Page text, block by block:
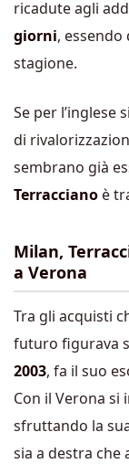
ricadute agli
giorni,
stagione.
Se per l’inglese
di
sembrano già
Terracciano è
Milan,
a Verona
Tra gli acquisti
futuro figurava
2003, fa il suo
Con il Verona
sfruttando la
sia a destra che